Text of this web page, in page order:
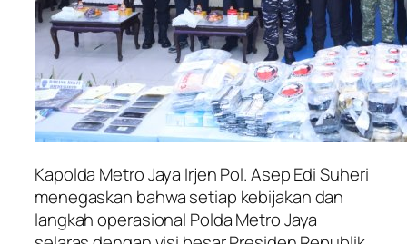
Kapolda Metro Jaya Irjen Pol. Asep Edi Suheri
menegaskan bahwa setiap kebijakan dan
langkah operasional Polda Metro Jaya